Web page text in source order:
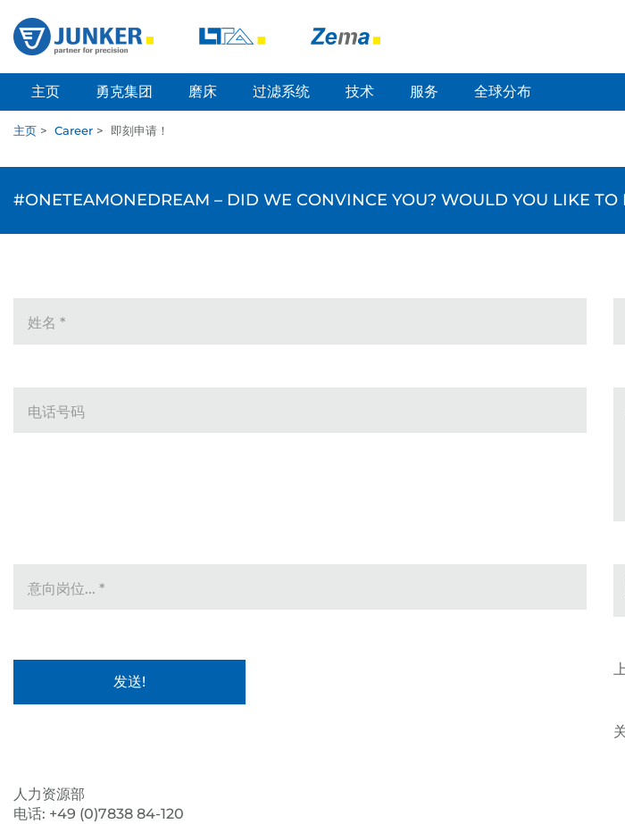
主页 勇克集团 磨床 过滤系统 技术 服务 全球分布
主页 > Career > 即刻申请！
#ONETEAMONEDREAM – DID WE CONVINCE YOU? WOULD YOU LIKE
姓名 *
电话号码
意向岗位... *
人力资源部
电话: +49 (0)7838 84-120